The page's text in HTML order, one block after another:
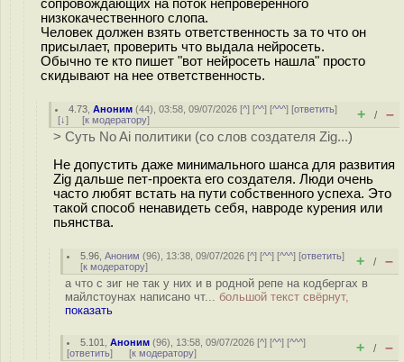
сопровождающих на поток непроверенного
низкокачественного слопа.
Человек должен взять ответственность за то что он
присылает, проверить что выдала нейросеть.
Обычно те кто пишет "вот нейросеть нашла" просто
скидывают на нее ответственность.
4.73 ,Аноним (44), 03:58, 09/07/2026 [^] [^^] [^^^] [ответить]
[↓] [к модератору] + / –
> Суть No Ai политики (со слов создателя Zig...)
Не допустить даже минимального шанса для развития
Zig дальше пет-проекта его создателя. Люди очень
часто любят встать на пути собственного успеха. Это
такой способ ненавидеть себя, навроде курения или
пьянства.
5.96 ,Аноним (96), 13:38, 09/07/2026 [^] [^^] [^^^] [ответить]
[к модератору] + / –
а что с зиг не так у них и в родной репе на кодбергах в
майлстоунах написано чт... большой текст свёрнут,
показать
5.101 ,Аноним (96), 13:58, 09/07/2026 [^] [^^] [^^^]
[ответить] [к модератору] + / –